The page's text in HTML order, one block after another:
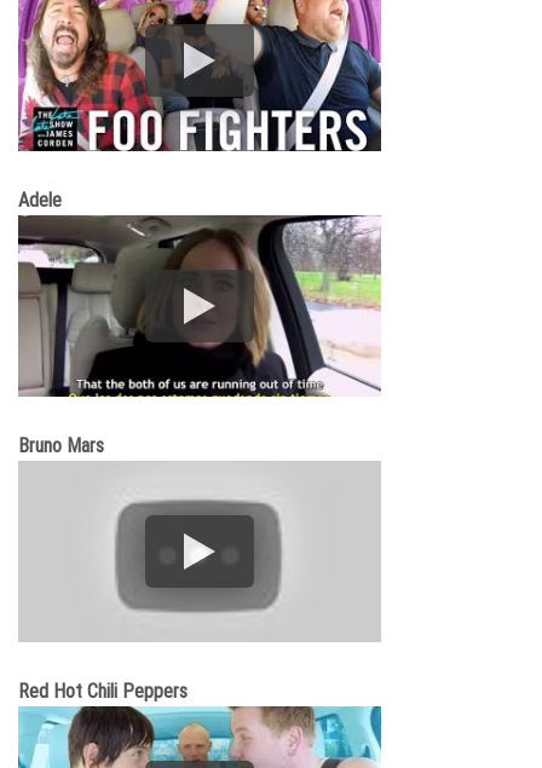
Adele
Bruno Mars
Red Hot Chili Peppers